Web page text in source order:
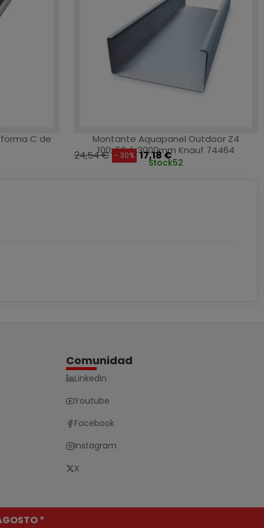
C de
Montante Aquapanel Outdoor Z4
100x50x1x3000mm Knauf 74464
24,54 € - 30% 17,18 €
Stock52
Comunidad
LinkedIn
Youtube
Facebook
Instagram
X
*